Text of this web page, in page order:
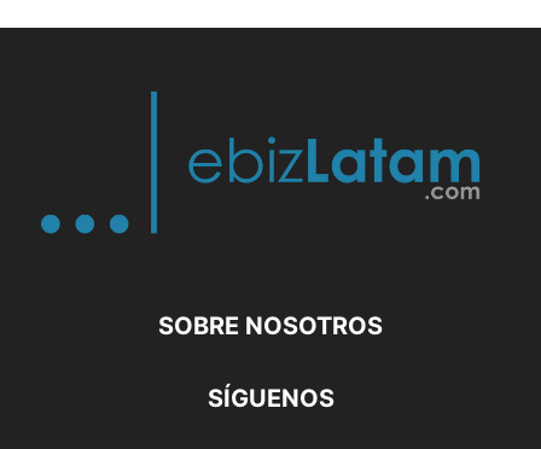
SOBRE NOSOTROS
SÍGUENOS